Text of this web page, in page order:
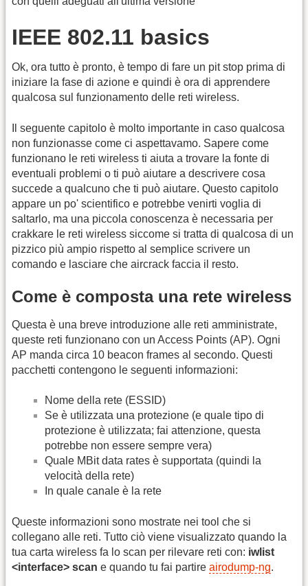
IEEE 802.11 basics
Ok, ora tutto è pronto, è tempo di fare un pit stop prima di
iniziare la fase di azione e quindi è ora di apprendere
qualcosa sul funzionamento delle reti wireless.
Il seguente capitolo è molto importante in caso qualcosa
non funzionasse come ci aspettavamo. Sapere come
funzionano le reti wireless ti aiuta a trovare la fonte di
eventuali problemi o ti può aiutare a descrivere cosa
succede a qualcuno che ti può aiutare. Questo capitolo
appare un po' scientifico e potrebbe venirti voglia di
saltarlo, ma una piccola conoscenza è necessaria per
crakkare le reti wireless siccome si tratta di qualcosa di un
pizzico più ampio rispetto al semplice scrivere un
comando e lasciare che aircrack faccia il resto.
Come è composta una rete wireless
Questa è una breve introduzione alle reti amministrate,
queste reti funzionano con un Access Points (AP). Ogni
AP manda circa 10 beacon frames al secondo. Questi
pacchetti contengono le seguenti informazioni:
Nome della rete (ESSID)
Se è utilizzata una protezione (e quale tipo di
protezione è utilizzata; fai attenzione, questa
potrebbe non essere sempre vera)
Quale MBit data rates è supportata (quindi la
velocità della rete)
In quale canale è la rete
Queste informazioni sono mostrate nei tool che si
collegano alle reti. Tutto ciò viene visualizzato quando la
tua carta wireless fa lo scan per rilevare reti con: iwlist
<interface> scan e quando tu fai partire airodump-ng.